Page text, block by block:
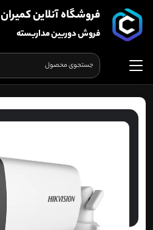
فروشگاه آنلاین کمیران
فروش دوربین مداربسته